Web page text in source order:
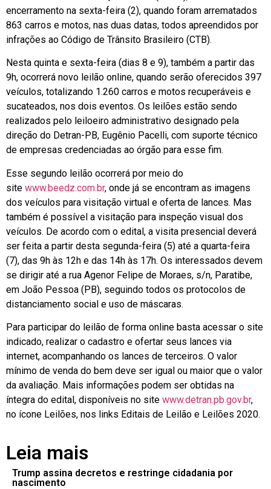
encerramento na sexta-feira (2), quando foram arrematados
863 carros e motos, nas duas datas, todos apreendidos por
infrações ao Código de Trânsito Brasileiro (CTB).
Nesta quinta e sexta-feira (dias 8 e 9), também a partir das
9h, ocorrerá novo leilão online, quando serão oferecidos 397
veículos, totalizando 1.260 carros e motos recuperáveis e
sucateados, nos dois eventos. Os leilões estão sendo
realizados pelo leiloeiro administrativo designado pela
direção do Detran-PB, Eugênio Pacelli, com suporte técnico
de empresas credenciadas ao órgão para esse fim.
Esse segundo leilão ocorrerá por meio do
site www.beedz.com.br, onde já se encontram as imagens
dos veículos para visitação virtual e oferta de lances. Mas
também é possível a visitação para inspeção visual dos
veículos. De acordo com o edital, a visita presencial deverá
ser feita a partir desta segunda-feira (5) até a quarta-feira
(7), das 9h às 12h e das 14h às 17h. Os interessados devem
se dirigir até a rua Agenor Felipe de Moraes, s/n, Paratibe,
em João Pessoa (PB), seguindo todos os protocolos de
distanciamento social e uso de máscaras.
Para participar do leilão de forma online basta acessar o site
indicado, realizar o cadastro e ofertar seus lances via
internet, acompanhando os lances de terceiros. O valor
mínimo de venda do bem deve ser igual ou maior que o valor
da avaliação. Mais informações podem ser obtidas na
íntegra do edital, disponíveis no site www.detran.pb.gov.br,
no ícone Leilões, nos links Editais de Leilão e Leilões 2020.
Leia mais
Trump assina decretos e restringe cidadania por
nascimento